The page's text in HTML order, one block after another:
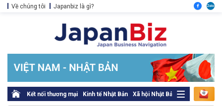
Về chúng tôi Japanbiz là gì?
Kết nối thương mại Kinh tế Nhật Bản Xã hội Nhật Bản Thủ tục pháp